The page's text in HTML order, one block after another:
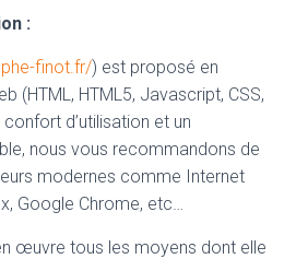
:
finot.fr/) est proposé en
(HTML, HTML5, Javascript, CSS,
d’utilisation et un
nous vous recommandons de
modernes comme Internet
Google Chrome, etc…
œuvre tous les moyens dont elle